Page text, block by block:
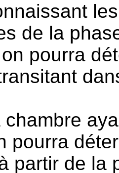
de la
pourra
chambre
pourra
partir de la